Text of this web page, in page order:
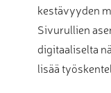
kestävyyden
Sivurullien
digitaaliselta
lisää